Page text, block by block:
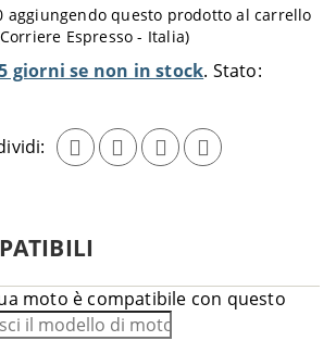
giorni se non in stock Stato:
aggiungendo questo prodotto al carrello
Espresso - Italia)
moto è compatibile con questo